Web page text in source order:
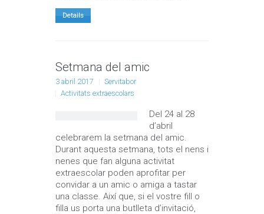
Details
Setmana del amic
3 abril 2017
Servitabor
Activitats extraescolars
Del 24 al 28
d’abril
celebrarem la setmana del amic.
Durant aquesta setmana, tots el nens i
nenes que fan alguna activitat
extraescolar poden aprofitar per
convidar a un amic o amiga a tastar
una classe. Així que, si el vostre fill o
filla us porta una butlleta d’invitació,